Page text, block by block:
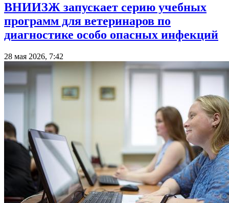
ВНИИЗЖ запускает серию учебных
программ для ветеринаров по
диагностике особо опасных инфекций
28 мая 2026, 7:42